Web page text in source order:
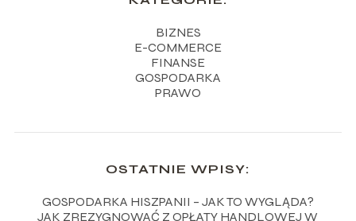
BIZNES
E-COMMERCE
FINANSE
GOSPODARKA
PRAWO
OSTATNIE WPISY:
GOSPODARKA HISZPANII – JAK TO WYGLĄDA?
JAK ZREZYGNOWAĆ Z OPŁATY HANDLOWEJ W